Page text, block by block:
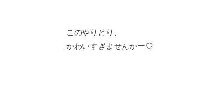
このやりとり、
かわいすぎませんかー♡